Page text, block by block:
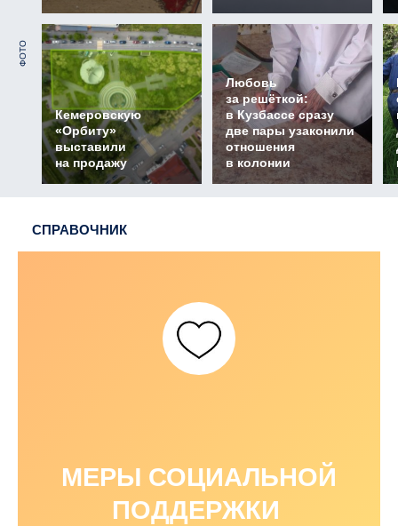
ФОТО
Кемеровскую
«Орбиту»
выставили
на продажу
Любовь
за решёткой:
в Кузбассе сразу
две пары узаконили
отношения
в колонии
СПРАВОЧНИК
МЕРЫ СОЦИАЛЬНОЙ
ПОДДЕРЖКИ